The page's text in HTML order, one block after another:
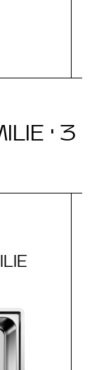
· 3